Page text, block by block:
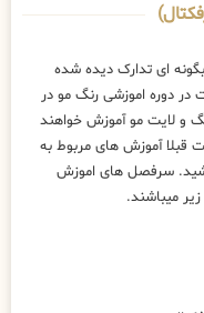
ای تدارک دیده شده
در دوره اموزشی رنگ مو در
و لایت مو آموزش خواهند
قبلا آموزش های مربوط به
سرفصل های اموزش
میباشند.